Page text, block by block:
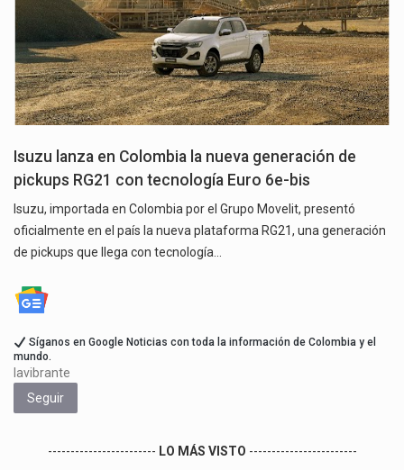
Isuzu lanza en Colombia la nueva generación de
pickups RG21 con tecnología Euro 6e-bis
Isuzu, importada en Colombia por el Grupo Movelit, presentó
oficialmente en el país la nueva plataforma RG21, una generación
de pickups que llega con tecnología…
Síganos en Google Noticias con toda la información de Colombia y el
mundo.
lavibrante
Seguir
------------------------ LO MÁS VISTO ------------------------